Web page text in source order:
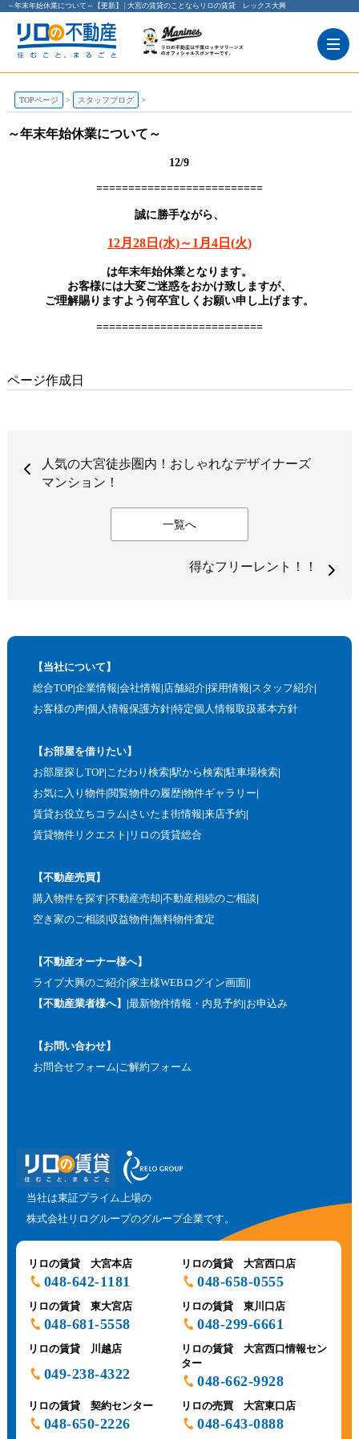
～年末年始休業について～【更新】 | 大宮の賃貸のことならリロの賃貸 レックス大興
TOPページ スタッフブログ
～年末年始休業について～
12/9
==========================
誠に勝手ながら、
12月28日(水)～1月4日(火)
は年末年始休業となります。
お客様には大変ご迷惑をおかけ致しますが、
ご理解賜りますよう何卒宜しくお願い申し上げます。
==========================
ページ作成日
人気の大宮徒歩圏内！おしゃれなデザイナーズ
マンション！
一覧へ
得なフリーレント！！
【当社について】
総合TOP 企業情報 会社情報 店舗紹介 採用情報 スタッフ紹介
お客様の声 個人情報保護方針 特定個人情報取扱基本方針
【お部屋を借りたい】
お部屋探しTOP こだわり検索 駅から検索 駐車場検索
お気に入り物件 閲覧物件の履歴 物件ギャラリー
賃貸お役立ちコラム さいたま街情報 来店予約
賃貸物件リクエスト リロの賃貸総合
【不動産売買】
購入物件を探す 不動産売却 不動産相続のご相談
空き家のご相談 収益物件 無料物件査定
【不動産オーナー様へ】
ライブ大興のご紹介 家主様WEBログイン画面
【不動産業者様へ】
最新物件情報・内見予約 お申込み
【お問い合わせ】
お問合せフォーム ご解約フォーム
当社は東証プライム上場の
株式会社リログループのグループ企業です。
リロの賃貸 大宮本店
048-642-1181
リロの賃貸 大宮西口店
048-658-0555
リロの賃貸 東大宮店
048-681-5558
リロの賃貸 東川口店
048-299-6661
リロの賃貸 川越店
049-238-4322
リロの賃貸 大宮西口情報セン
ター
048-662-9928
リロの賃貸 契約センター
048-650-2226
リロの売買 大宮東口店
048-643-0888